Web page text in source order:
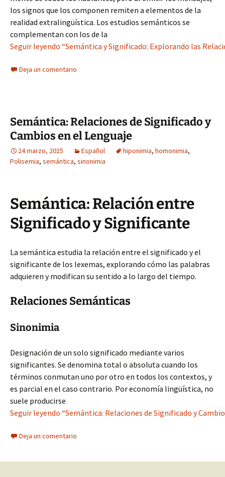
los signos que los componen remiten a elementos de la
realidad extralingüística. Los estudios semánticos se
complementan con los de la
Seguir leyendo “Semántica y Significado: Explorando las
Deja un comentario
Semántica: Relaciones de Significado y
Cambios en el Lenguaje
24 marzo, 2025 Español hiponimia, homonimia,
Polisemia, semántica, sinonimia
Semántica: Relación entre
Significado y Significante
La semántica estudia la relación entre el significado y el
significante de los lexemas, explorando cómo las palabras
adquieren y modifican su sentido a lo largo del tiempo.
Relaciones Semánticas
Sinonimia
Designación de un solo significado mediante varios
significantes. Se denomina total o absoluta cuando los
términos conmutan uno por otro en todos los contextos, y
es parcial en el caso contrario. Por economía lingüística, no
suele producirse
Seguir leyendo “Semántica: Relaciones de Significado y
Deja un comentario